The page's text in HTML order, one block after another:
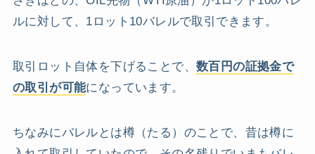
ルに対して、1ロット10バレルで取引できます。
取引ロット自体を下げることで、 数百円の証拠金で
の取引が可能になっています。
ちなみにバレルとは樽（たる）のことで、昔は樽に